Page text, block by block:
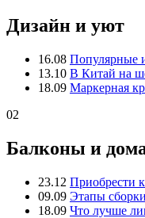
Дизайн и уют
16.08 Популярные
13.10 В Китай на
18.09 Маркерная
02
Балконы и
23.12 Приобрести
09.09 Этапы
18.09 Что лучше